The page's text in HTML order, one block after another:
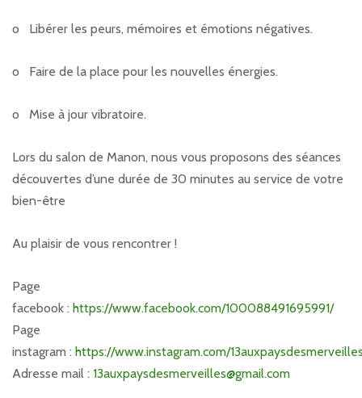
o Libérer les peurs, mémoires et émotions négatives.
o Faire de la place pour les nouvelles énergies.
o Mise à jour vibratoire.
Lors du salon de Manon, nous vous proposons des séances
découvertes d’une durée de 30 minutes au service de votre
bien-être
Au plaisir de vous rencontrer !
Page
facebook : https://www.facebook.com/100088491695991/
Page
instagram : https://www.instagram.com/
Adresse mail : 13auxpaysdesmerveilles@gmail.com